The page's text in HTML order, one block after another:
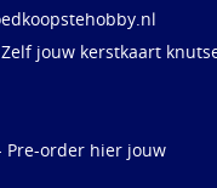
jouw kerstkaart
Pre-order hier jouw